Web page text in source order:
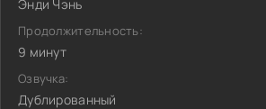
Энди Чэнь
Продолжительность:
9 минут
Озвучка:
Дублированный